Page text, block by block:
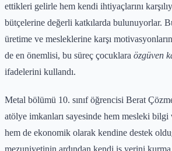
ettikleri gelirle hem kendi ihtiyaçlarını
bütçelerine değerli katkılarda bulunuyorlar.
üretime ve mesleklerine karşı
de en önemlisi, bu süreç çocuklara özgüven
ifadelerini kullandı.
Metal bölümü 10. sınıf öğrencisi Berat
atölye imkanları sayesinde hem mesleki bilgi
hem de ekonomik olarak kendine destek
mezuniyetinin ardından kendi iş yerini kurma